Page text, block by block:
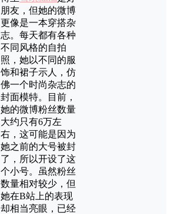
朋友，但她的微博
更像是一本穿搭杂
志。每天都有各种
不同风格的自拍
照，她以不同的服
饰和裙子示人，仿
佛一个时尚杂志的
封面模特。目前，
她的微博粉丝数量
大约只有6万左
右，这可能是因为
她之前的大号被封
了，所以开设了这
个小号。虽然粉丝
数量相对较少，但
她在B站上的表现
却相当亮眼，已经